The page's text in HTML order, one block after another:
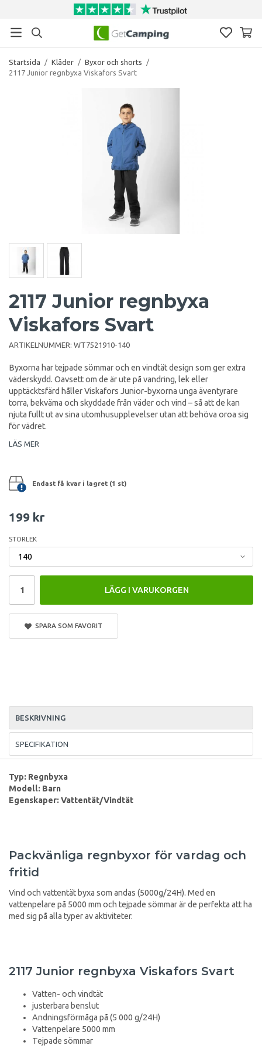
Startsida / Kläder / Byxor och shorts
/
2117 Junior regnbyxa Viskafors Svart
2117 Junior regnbyxa
Viskafors Svart
ARTIKELNUMMER: WT7521910-140
Byxorna har tejpade sömmar och en vindtät design som ger extra
väderskydd. Oavsett om de är ute på vandring, lek eller
upptäcktsfärd håller Viskafors Junior-byxorna unga äventyrare
torra, bekväma och skyddade från väder och vind – så att de kan
njuta fullt ut av sina utomhusupplevelser utan att behöva oroa sig
för vädret.
LÄS MER
Endast få kvar i lagret (1 st)
199 kr
STORLEK
LÄGG I VARUKORGEN
SPARA SOM FAVORIT
BESKRIVNING
SPECIFIKATION
Typ: Regnbyxa
Modell: Barn
Egenskaper: Vattentät/Vindtät
Packvänliga regnbyxor för vardag och
fritid
Vind och vattentät byxa som andas (5000g/24H). Med en
vattenpelare på 5000 mm och tejpade sömmar är de perfekta att ha
med sig på alla typer av aktiviteter.
2117 Junior regnbyxa Viskafors Svart
Vatten- och vindtät
justerbara benslut
Andningsförmåga på (5 000 g/24H)
Vattenpelare 5000 mm
Tejpade sömmar